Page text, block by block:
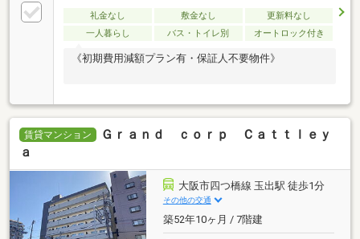
礼金なし 敷金なし
更新料なし
一人暮らし
バス・トイレ別 オートロック付き
《初期費用減額プラン有・保証人不要物件》
賃貸マンション
Ｇｒａｎｄ ｃｏｒｐ Ｃａｔｔｌｅｙ
ａ
大阪市四つ橋線 玉出駅 徒歩1分
その他の交通
築52年10ヶ月 / 7階建